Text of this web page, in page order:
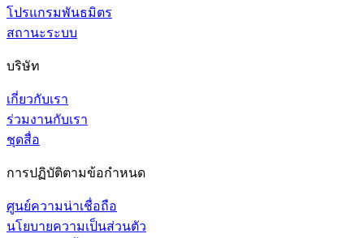
โปรแกรมพันธมิตร
สถานะระบบ
บริษัท
เกี่ยวกับเรา
ร่วมงานกับเรา
ชุดสื่อ
การปฏิบัติตามข้อกำหนด
ศูนย์ความน่าเชื่อถือ
นโยบายความเป็นส่วนตัว